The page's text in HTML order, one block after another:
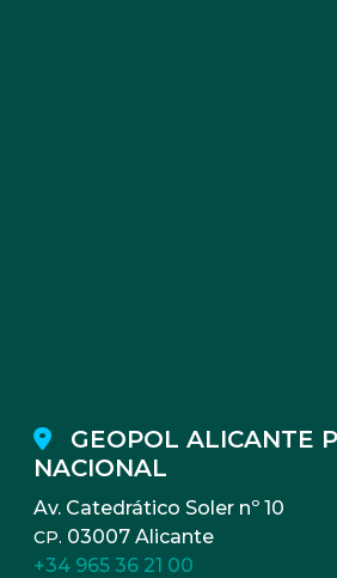
GEOPOL ALICANTE
NACIONAL
Av. Catedrático Soler nº 10
CP. 03007 Alicante
+34 965 36 21 00